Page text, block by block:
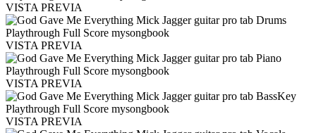
VISTA PREVIA
VISTA PREVIA
VISTA PREVIA
VISTA PREVIA